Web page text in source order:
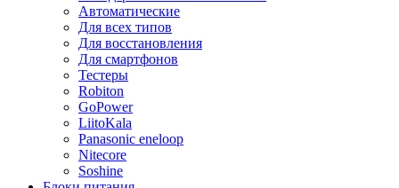
Автоматические
Для всех типов
Для восстановления
Для смартфонов
Тестеры
Robiton
GoPower
LiitoKala
Panasonic eneloop
Nitecore
Soshine